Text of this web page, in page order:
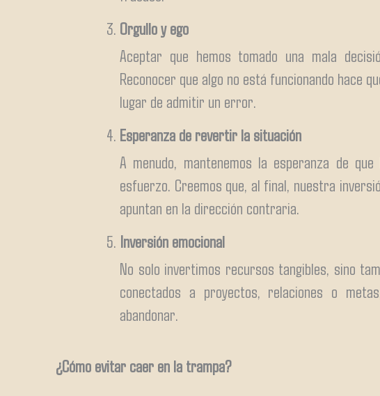
Orgullo y ego
Aceptar que hemos tomado una mala
Reconocer que algo no está funcionando hace
lugar de admitir un error.
Esperanza de revertir la situación
A menudo, mantenemos la esperanza de
esfuerzo. Creemos que, al final, nuestra
apuntan en la dirección contraria.
Inversión emocional
No solo invertimos recursos tangibles, sino
conectados a proyectos, relaciones o
abandonar.
¿Cómo evitar caer en la trampa?